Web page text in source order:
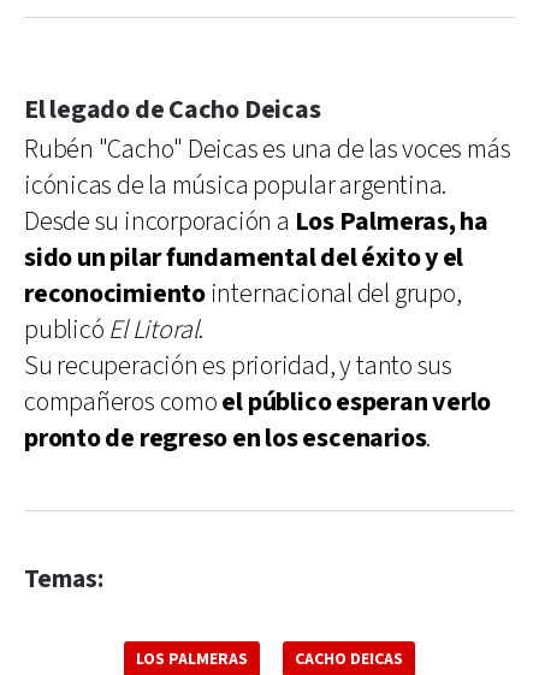
El legado de Cacho Deicas
Rubén "Cacho" Deicas es una de las voces más
icónicas de la música popular argentina.
Desde su incorporación a Los Palmeras, ha
sido un pilar fundamental del éxito y el
reconocimientointernacional del grupo,
publicó El Litoral.
Su recuperación es prioridad, y tanto sus
compañeros comoel público esperan verlo
pronto de regreso en los escenarios.
Temas:
LOS PALMERAS CACHO DEICAS